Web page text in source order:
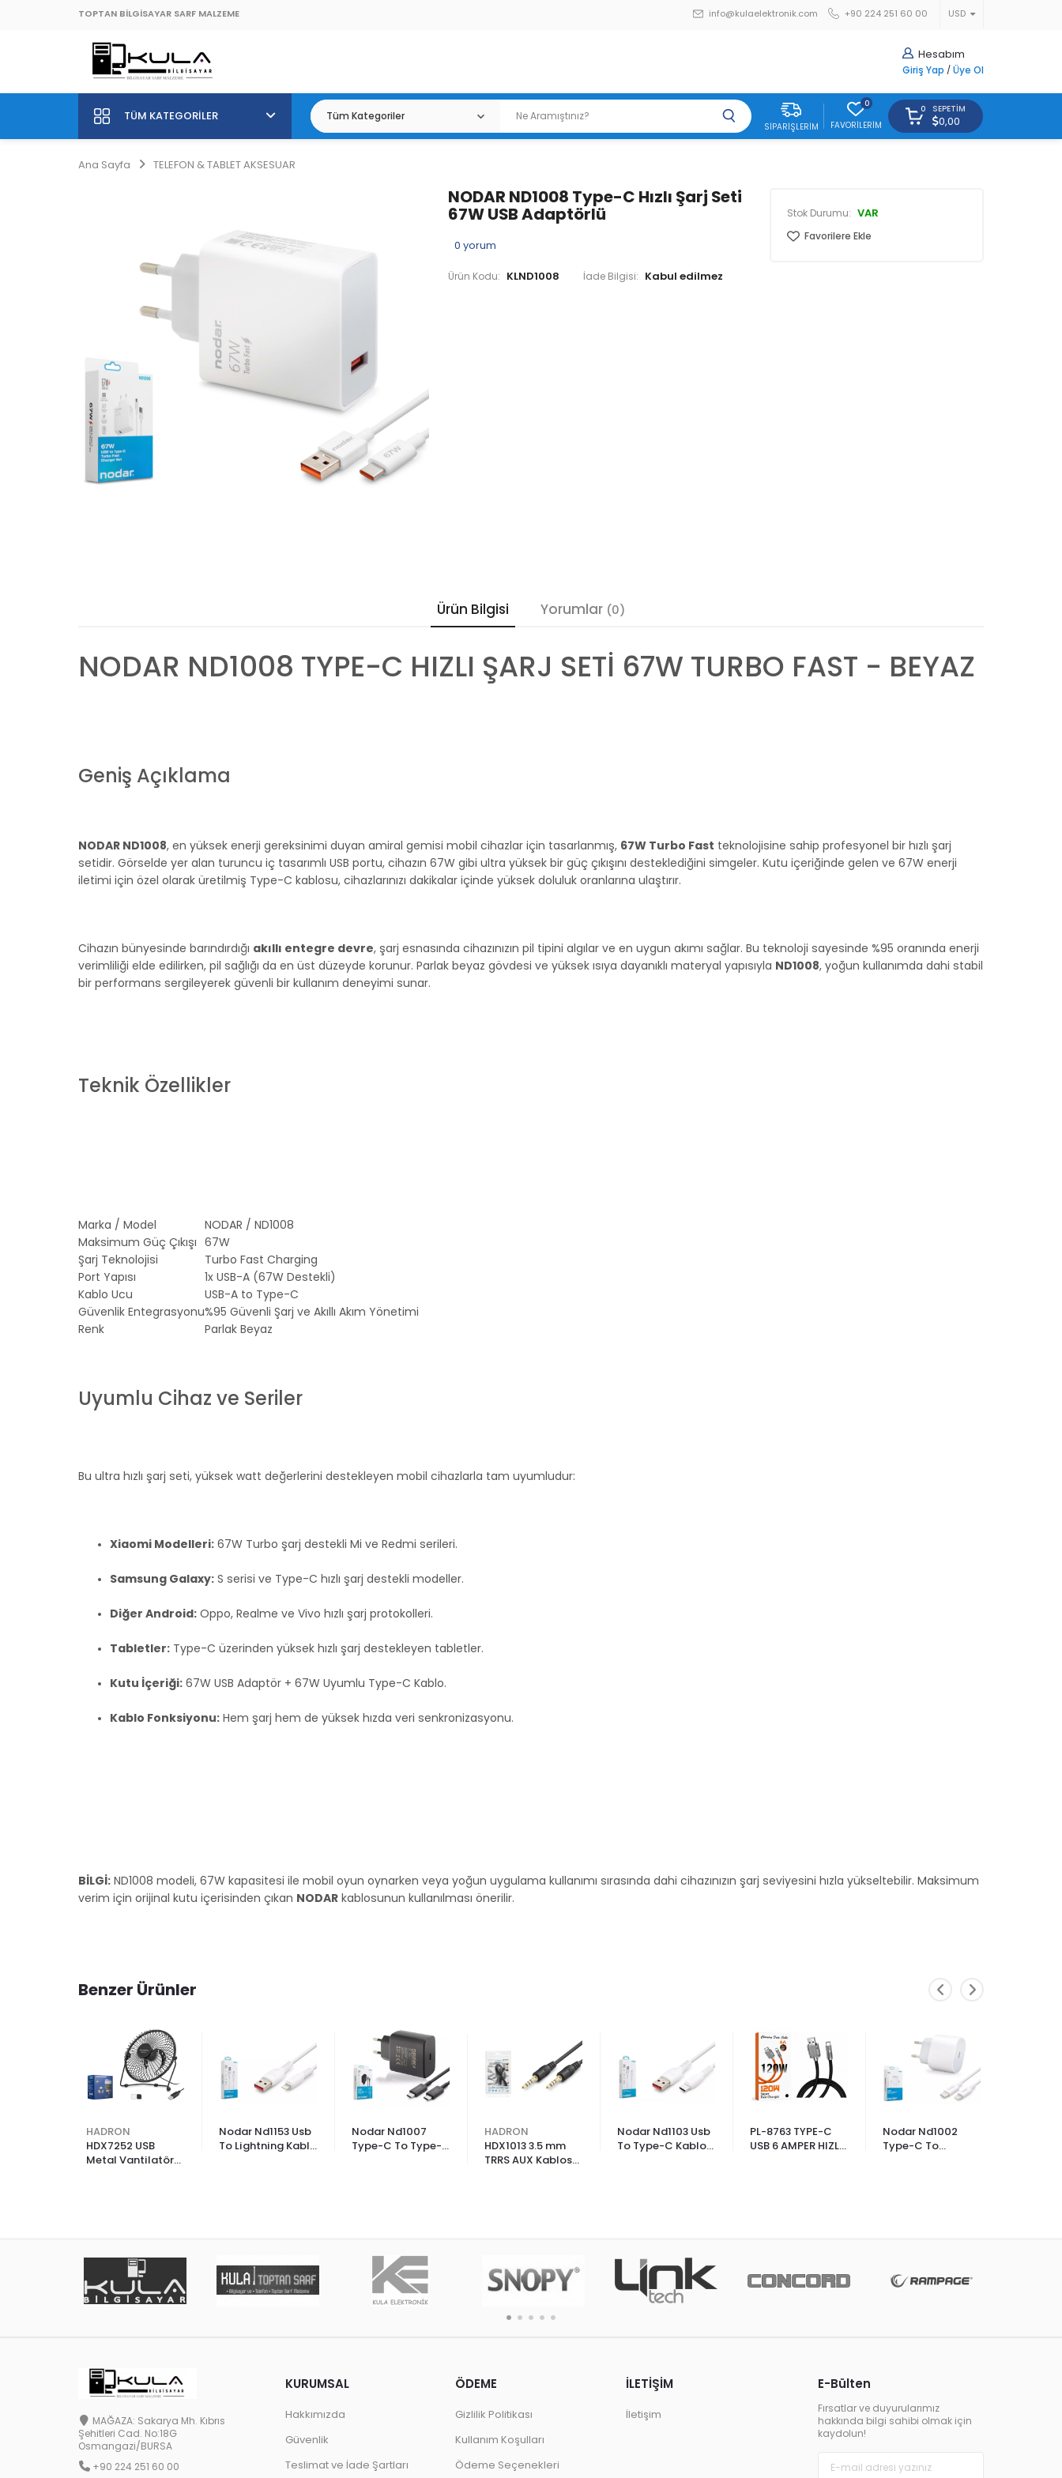
TOPTAN BİLGİSAYAR SARF MALZEME USD
info@kulaelektronik.com +90 224 251 60 00
Hesabım
Giriş Yap / Üye Ol
TÜM KATEGORILER
SIPARIŞLERIM
0
FAVORILERIM
0 SEPETIM
0,00
Ana Sayfa TELEFON & TABLET AKSESUAR
NODAR ND1008 Type-C Hızlı Şarj Seti
67W USB Adaptörlü
0 yorum
Ürün Kodu: KLND1008 İade Bilgisi:
Stok Durumu: VAR
Favorilere Ekle
Ürün Bilgisi Yorumlar (0)
NODAR ND1008 TYPE-C HIZLI ŞARJ SETİ 67W TURBO FAST - BEYAZ
Geniş Açıklama
NODAR ND1008, en yüksek enerji gereksinimi duyan amiral gemisi mobil cihazlar için tasarlanmış, 67W Turbo Fast teknolojisine sahip profesyonel bir hızlı şarj
setidir. Görselde yer alan turuncu iç tasarımlı USB portu, cihazın 67W gibi ultra yüksek bir güç çıkışını desteklediğini simgeler. Kutu içeriğinde gelen ve 67W enerji
iletimi için özel olarak üretilmiş Type-C kablosu, cihazlarınızı dakikalar içinde yüksek doluluk oranlarına ulaştırır.
Cihazın bünyesinde barındırdığı akıllı entegre devre, şarj esnasında cihazınızın pil tipini algılar ve en uygun akımı sağlar. Bu teknoloji sayesinde %95 oranında enerji
verimliliği elde edilirken, pil sağlığı da en üst düzeyde korunur. Parlak beyaz gövdesi ve yüksek ısıya dayanıklı materyal yapısıyla ND1008, yoğun kullanımda dahi stabil
bir performans sergileyerek güvenli bir kullanım deneyimi sunar.
Teknik Özellikler
Marka / Model
NODAR / ND1008
Maksimum Güç Çıkışı
67W
Şarj Teknolojisi
Turbo Fast Charging
Port Yapısı
1x USB-A (67W Destekli)
Kablo Ucu
USB-A to Type-C
Güvenlik Entegrasyonu%95 Güvenli Şarj ve Akıllı Akım Yönetimi
Renk
Parlak Beyaz
Uyumlu Cihaz ve Seriler
Bu ultra hızlı şarj seti, yüksek watt değerlerini destekleyen mobil cihazlarla tam uyumludur:
Xiaomi Modelleri: 67W Turbo şarj destekli Mi ve Redmi serileri.
Samsung Galaxy: S serisi ve Type-C hızlı şarj destekli modeller.
Diğer Android: Oppo, Realme ve Vivo hızlı şarj protokolleri.
Tabletler: Type-C üzerinden yüksek hızlı şarj destekleyen tabletler.
Kutu İçeriği: 67W USB Adaptör + 67W Uyumlu Type-C Kablo.
Kablo Fonksiyonu: Hem şarj hem de yüksek hızda veri senkronizasyonu.
BİLGİ: ND1008 modeli, 67W kapasitesi ile mobil oyun oynarken veya yoğun uygulama kullanımı sırasında dahi cihazınızın şarj seviyesini hızla yükseltebilir. Maksimum
verim için orijinal kutu içerisinden çıkan NODAR kablosunun kullanılması önerilir.
Benzer Ürünler
HADRON
HDX7252 USB
Metal Vantilatör
Nodar Nd1153 Usb
To Lightning Kablo
Nodar Nd1007
Type-C To Type-
HADRON
HDX1013 3.5 mm
TRRS AUX Kablosu
Nodar Nd1103 Usb
To Type-C Kablo
PL-8763 TYPE-C
USB 6 AMPER HIZLI
Nodar Nd1002
Type-C To
MAĞAZA: Sakarya Mh. Kıbrıs
Şehitleri Cad. No:18G
Osmangazi/BURSA
+90 224 251 60 00
E-Bülten
Fırsatlar ve duyurularımız
hakkında bilgi sahibi olmak için
kaydolun!
KURUMSAL
Hakkımızda
Güvenlik
Teslimat ve İade Şartları
ÖDEME
Gizlilik Politikası
Kullanım Koşulları
Ödeme Seçenekleri
İLETİŞİM
İletişim